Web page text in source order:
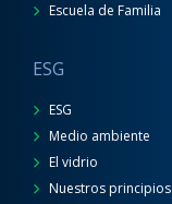
Escuela de Familia
ESG
ESG
Medio ambiente
El vidrio
Nuestros